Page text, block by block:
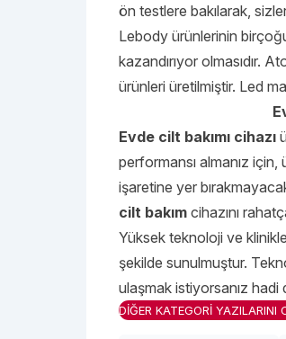
ön testlere bakılarak,
Lebody ürünlerinin
kazandırıyor olmasıdır.
ürünleri üretilmiştir. Led
Evde cilt bakımı cihazı
performansı almanız için,
işaretine yer
cilt bakım cihazını
Yüksek teknoloji ve
şekilde sunulmuştur.
ulaşmak istiyorsanız hadi
DİĞER KATEGORİ YAZILARINI